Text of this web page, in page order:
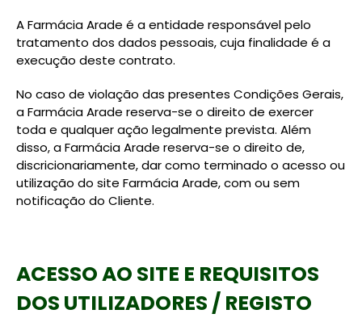
A Farmácia Arade é a entidade responsável pelo
tratamento dos dados pessoais, cuja finalidade é a
execução deste contrato.
No caso de violação das presentes Condições Gerais,
a Farmácia Arade reserva-se o direito de exercer
toda e qualquer ação legalmente prevista. Além
disso, a Farmácia Arade reserva-se o direito de,
discricionariamente, dar como terminado o acesso ou
utilização do site Farmácia Arade, com ou sem
notificação do Cliente.
ACESSO AO SITE E REQUISITOS
DOS UTILIZADORES / REGISTO